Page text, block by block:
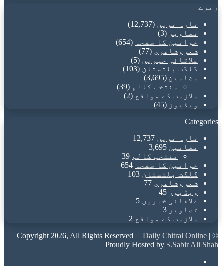
زمرے
تازہ ترین (12,737)
تصاویر (3)
خواتین کا صفحہ
(654)
شعروشاعری (77)
علاقائی خبریں (5)
گلگت بلتستان (103)
مضامین (3,695)
منتخب کالم (39)
ملازمت کے مواقع (2)
ویڈیوز (45)
Categories
تازہ ترین 12,737
مضامین 3,695
منتخب کالم 39
خواتین کا صفحہ
654
گلگت بلتستان 103
شعروشاعری 77
ویڈیوز 45
علاقائی خبریں 5
تصاویر 3
ملازمت کے مواقع 2
© Copyright 2026, All Rights Reserved |
Daily Chitral Online |
Proudly Hosted by S.Sabir Ali Shah